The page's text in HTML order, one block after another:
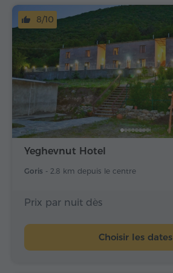
Yeghevnut Hotel
Goris - 2.8 km depuis le centre
8/10
Prix par nuit dès
Choisir les dates